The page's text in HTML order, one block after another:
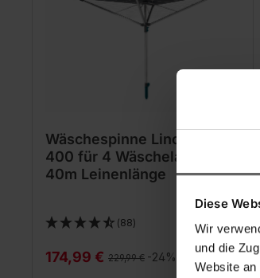
Diese
Wir
und die
Website
Wäschespinne LinoProtect
400 für 4 Wäscheladungen,
40m Leinenlänge
(88)
174,99 € Regulärer Preis:
229,99 € -24%